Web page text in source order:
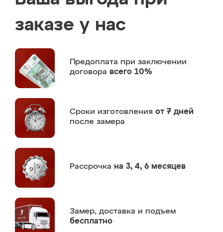
заказе у нас
Предоплата при заключении
договора всего 10%
Сроки изготовления от 7 дней
после замера
Рассрочка на 3, 4, 6 месяцев
Замер, доставка и подъем
бесплатно